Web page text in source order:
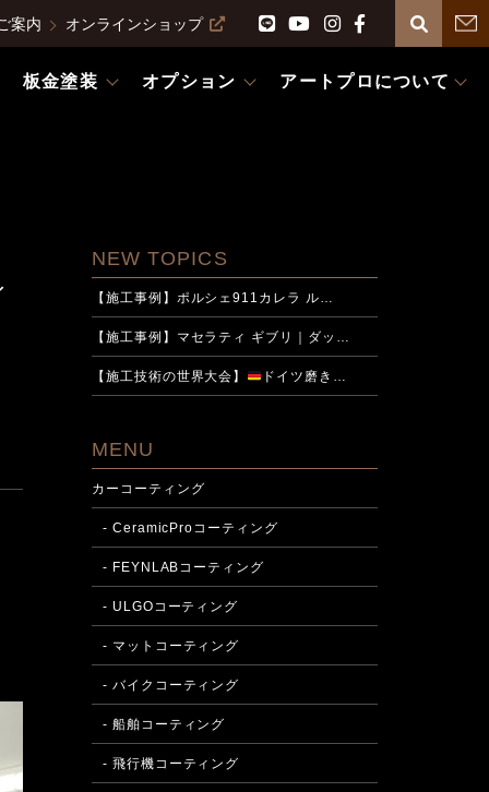
案内 オンラインショップ
板金塗装 オプション アートプロについて
NEW TOPICS
【施工事例】ポルシェ911カレラ ル…
【施工事例】マセラティ ギブリ｜ダッ…
【施工技術の世界大会】 ドイツ磨き…
MENU
カーコーティング
- CeramicProコーティング
- FEYNLABコーティング
- ULGOコーティング
- マットコーティング
- バイクコーティング
- 船舶コーティング
- 飛行機コーティング